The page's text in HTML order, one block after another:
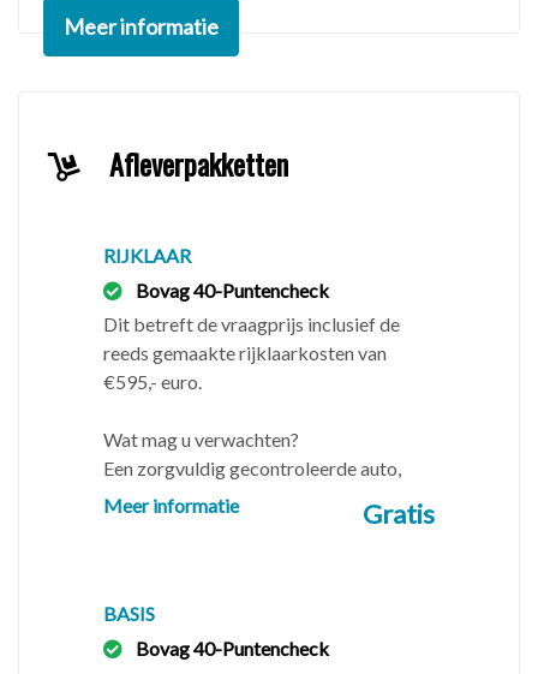
✅ Inclusief de BOVAG 40-Puntencheck
✅ Inclusief 3 maanden Servicegarantie (Optioneel 6-
Uw auto inruilen?
✅ Stuur foto's via WhatsApp naar 06-33222237
✅ Vermeld eventuele schades en/of gebreken
Wat kunt u van ons verwachten
✅ Een APK technisch gecontroleerde auto
✅ Noodzakelijk uitgevoerd onderhoud
-------------------------------------------------------------
-------------------------------------------------------------
dagen per week telefonisch of via WhatsApp
Meer informatie
Afleverpakketten
RIJKLAAR
Bovag 40-Puntencheck
Dit betreft de vraagprijs inclusief de
reeds gemaakte rijklaarkosten van
€595,- euro.
Wat mag u verwachten?
Een zorgvuldig gecontroleerde auto,
inclusief 3 maanden BOVAG-Service.
Meer informatie Gratis
BASIS
Bovag 40-Puntencheck